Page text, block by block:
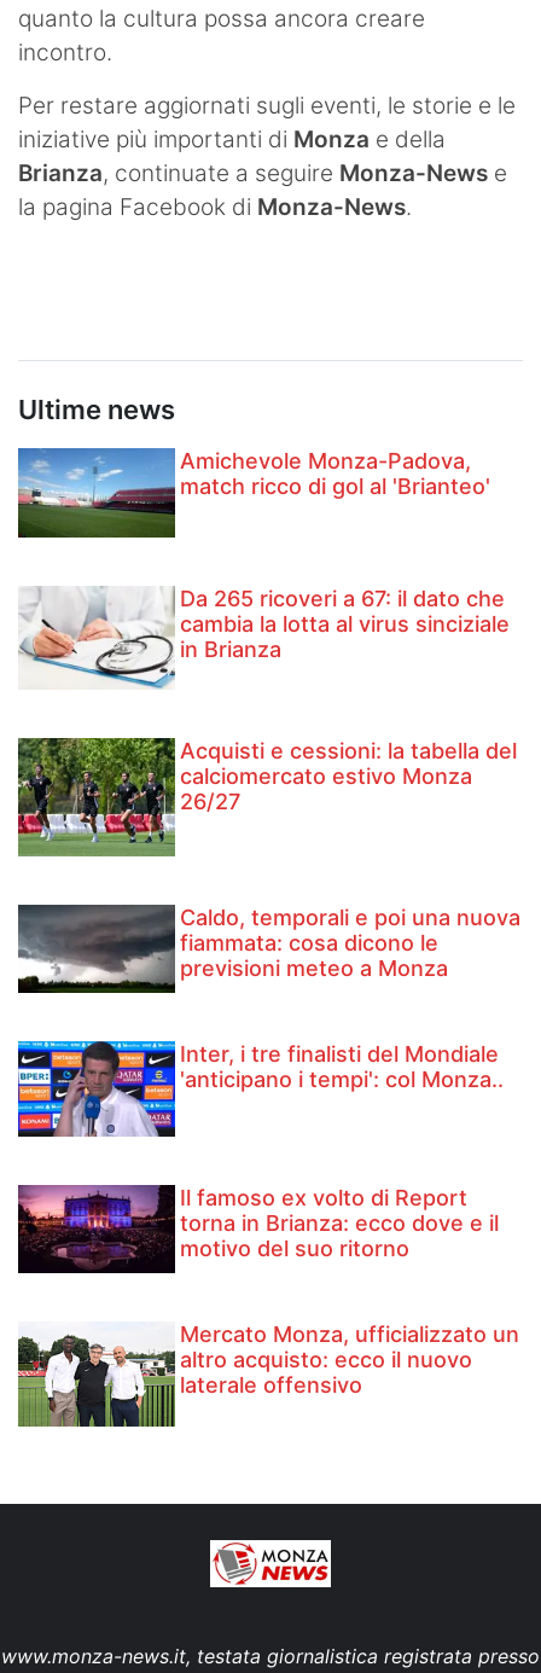
quanto la cultura possa ancora creare
incontro.
Per restare aggiornati sugli eventi, le storie e le
iniziative più importanti di Monza e della
Brianza, continuate a seguire Monza-News e
la pagina Facebook di Monza-News.
Ultime news
Amichevole Monza-Padova,
match ricco di gol al 'Brianteo'
Da 265 ricoveri a 67: il dato che
cambia la lotta al virus sinciziale
in Brianza
Acquisti e cessioni: la tabella del
calciomercato estivo Monza
26/27
Caldo, temporali e poi una nuova
fiammata: cosa dicono le
previsioni meteo a Monza
Inter, i tre finalisti del Mondiale
'anticipano i tempi': col Monza..
Il famoso ex volto di Report
torna in Brianza: ecco dove e il
motivo del suo ritorno
Mercato Monza, ufficializzato un
altro acquisto: ecco il nuovo
laterale offensivo
www.monza-news.it, testata giornalistica registrata presso